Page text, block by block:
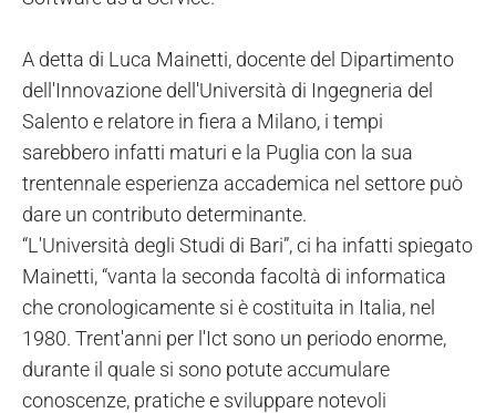
A detta di Luca Mainetti, docente del Dipartimento
dell'Innovazione dell'Università di Ingegneria del
Salento e relatore in fiera a Milano, i tempi
sarebbero infatti maturi e la Puglia con la sua
trentennale esperienza accademica nel settore può
dare un contributo determinante.
“L'Università degli Studi di Bari”, ci ha infatti spiegato
Mainetti, “vanta la seconda facoltà di informatica
che cronologicamente si è costituita in Italia, nel
1980. Trent'anni per l'Ict sono un periodo enorme,
durante il quale si sono potute accumulare
conoscenze, pratiche e sviluppare notevoli